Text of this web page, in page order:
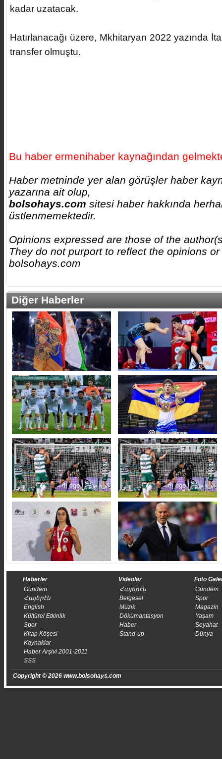
kadar uzatacak.
Hatırlanacağı üzere, Mkhitaryan 2022 yazında
transfer olmuştu.
Bu haber ermenihaber kaynağından
Haber metninde yer alan görüşler haber
yazarına ait olup,
bolsohays.com sitesi haber hakkında
üstlenmemektedir.
Opinions expressed are those of the
They do not purport to reflect the opinions
bolsohays.com
Diğer Haberler
Haberler
Gündem
Հայերէն
English
Kültürel Etkinlik
Spor
Kitap Köşesi
Kaynaklar
Haber Arşivi 2001-2011
SSS
Videolar
Հայերէն
Belgesel
Müzik
Dökümantasyon
Haber
Stand-up
Foto
Gündem
Spor
Magazin
Yaşam
Seyahat
Dünya
Copyright © 2026 www.bolsohays.com